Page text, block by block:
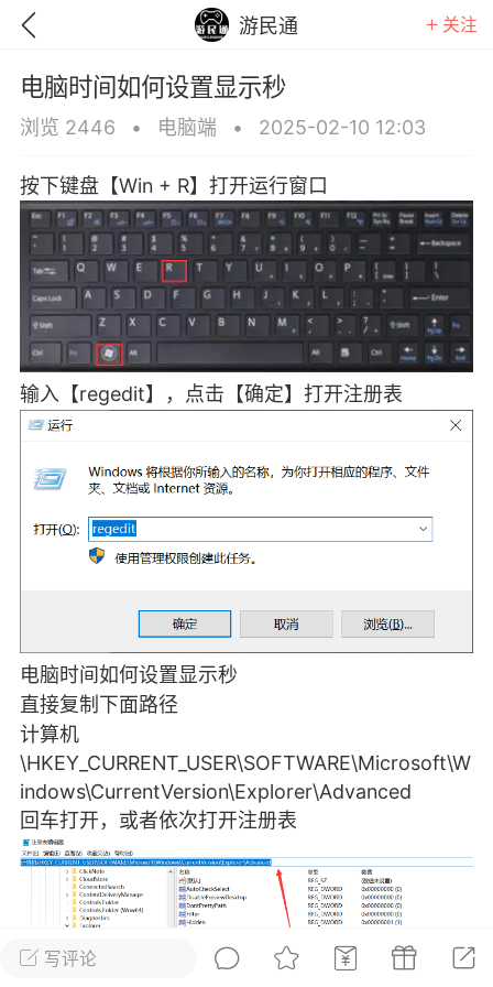
游民通 关注
GTA6 RDR2 逃离塔科夫
彩虹六号
每日签到 每日排行
游民通 Lv.13
版主
19 23:03
我在商城购买的虚拟产品显示自动发
在那里查看卡密？
发货的商品在那里查看卡密？答：查看
：下单以后在右边消息栏查看卡密，或
像 — 我的订单 — 待评价 — 查看订单，
看卡密详情问：我...
写评论
电脑时间如何设置显示秒
浏览 2446 • 电脑端 • 2025-02-10 12:03
按下键盘【Win + R】打开运行窗口
输入【regedit】，点击【确定】打开注册表
电脑时间如何设置显示秒
直接复制下面路径
计算机
\HKEY_CURRENT_USER\SOFTWARE\Microsoft\W
indows\CurrentVersion\Explorer\Advanced
回车打开，或者依次打开注册表